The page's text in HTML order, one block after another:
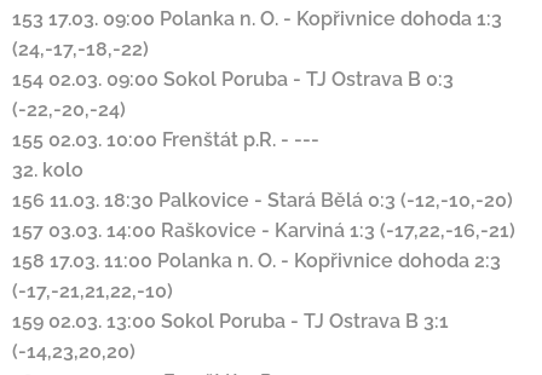
153 17.03. 09:00 Polanka n. O. - Kopřivnice dohoda 1:3
(24,-17,-18,-22)
154 02.03. 09:00 Sokol Poruba - TJ Ostrava B 0:3
(-22,-20,-24)
155 02.03. 10:00 Frenštát p.R. - ---
32. kolo
156 11.03. 18:30 Palkovice - Stará Bělá 0:3 (-12,-10,-20)
157 03.03. 14:00 Raškovice - Karviná 1:3 (-17,22,-16,-21)
158 17.03. 11:00 Polanka n. O. - Kopřivnice dohoda 2:3
(-17,-21,21,22,-10)
159 02.03. 13:00 Sokol Poruba - TJ Ostrava B 3:1
(-14,23,20,20)